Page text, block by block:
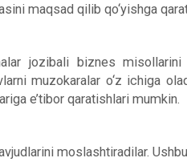
maqsad qilib qo‘yishga
jozibali biznes
muzokaralar o‘z ichiga
e’tibor qaratishlari mumkin.
moslashtiradilar.